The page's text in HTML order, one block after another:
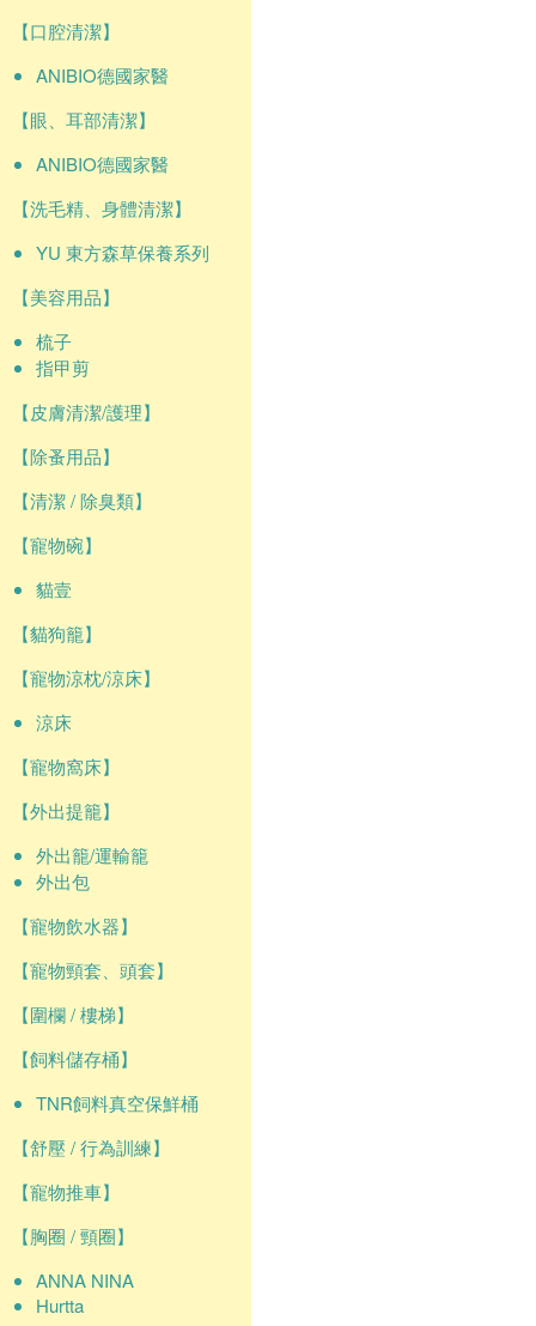
【口腔清潔】
ANIBIO德國家醫
【眼、耳部清潔】
ANIBIO德國家醫
【洗毛精、身體清潔】
YU 東方森草保養系列
【美容用品】
梳子
指甲剪
【皮膚清潔/護理】
【除蚤用品】
【清潔 / 除臭類】
【寵物碗】
貓壹
【貓狗籠】
【寵物涼枕/涼床】
涼床
【寵物窩床】
【外出提籠】
外出籠/運輸籠
外出包
【寵物飲水器】
【寵物頸套、頭套】
【圍欄 / 樓梯】
【飼料儲存桶】
TNR飼料真空保鮮桶
【舒壓 / 行為訓練】
【寵物推車】
【胸圈 / 頸圈】
ANNA NINA
Hurtta